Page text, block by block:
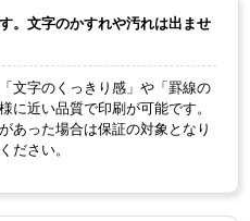
あり
互換トナー
。文字のかすれや汚れは出ませ
文字のくっきり感」や「罫線の
に近い品質で印刷が可能です。
あった場合は保証の対象となり
ださい。